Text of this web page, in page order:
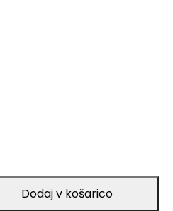
Dodaj v košarico